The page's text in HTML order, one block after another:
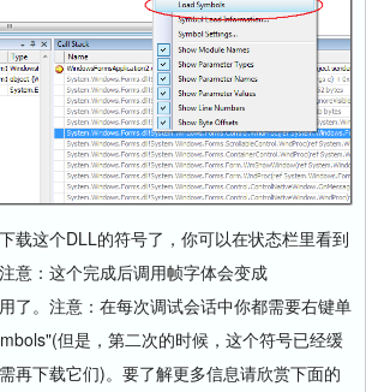
载这个DLL的符号了，你可以在状态栏里看到
意：这个完成后调用帧字体会变成
了。注意：在每次调试会话中你都需要右键单
但是，第二次的时候，这个符号已经缓
再下载它们)。要了解更多信息请欣赏下面的